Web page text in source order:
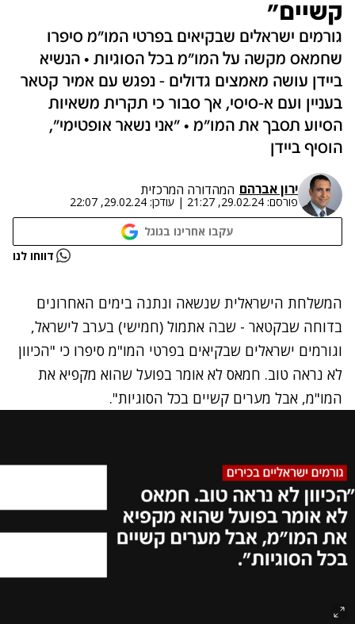
קשיים"
גורמים ישראלים שבקיאים בפרטי המו"מ סיפרו
שחמאס מקשה על המו"מ בכל הסוגיות • הנשיא
ביידן עושה מאמצים גדולים - נפגש עם אמיר קטאר
בעניין ועם א-סיסי, אך סבור כי תקרית משאיות
הסיוע תסבך את המו"מ • "אני נשאר אופטימי",
הוסיף ביידן
ירון אברהם המהדורה המרכזית
פורסם: 29.02.24, 21:27
| עודכן: 29.02.24, 22:07
עקבו אחרינו בגוגל
נתקלנו בבעיה דווחו לנו
המשלחת הישראלית שנשאה ונתנה בימים האחרונים
בדוחה שבקטאר - שבה אתמול (חמישי) בערב לישראל,
וגורמים ישראלים שבקיאים בפרטי המו"מ סיפרו כי "הכיוון
לא נראה טוב. חמאס לא אומר בפועל שהוא מקפיא את
המו"מ, אבל מערים קשיים בכל הסוגיות".